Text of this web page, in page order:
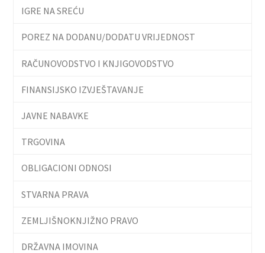
IGRE NA SREĆU
POREZ NA DODANU/DODATU VRIJEDNOST
RAČUNOVODSTVO I KNJIGOVODSTVO
FINANSIJSKO IZVJEŠTAVANJE
JAVNE NABAVKE
TRGOVINA
OBLIGACIONI ODNOSI
STVARNA PRAVA
ZEMLJIŠNOKNJIŽNO PRAVO
DRŽAVNA IMOVINA